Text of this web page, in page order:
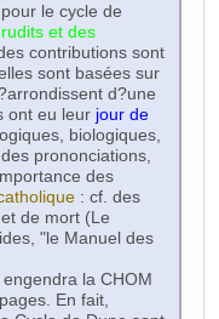
le cycle de
et des
contributions sont
sont basées sur
d?une
ont eu leur jour de
biologiques,
prononciations,
des
: cf. des
de mort (Le
"le Manuel des
la CHOM
En fait,